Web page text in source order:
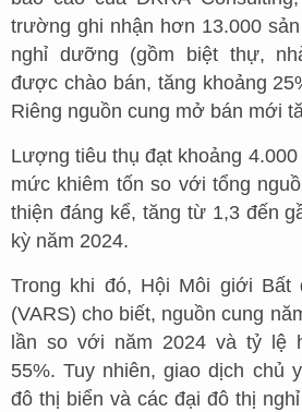
trường ghi nhận hơn 13.000
nghỉ dưỡng (gồm biệt thự,
được chào bán, tăng khoảng
Riêng nguồn cung mở bán mới
Lượng tiêu thụ đạt khoảng
mức khiêm tốn so với tổng
thiện đáng kể, tăng từ 1,3 đến
kỳ năm 2024.
Trong khi đó, Hội Môi giới Bất
(VARS) cho biết, nguồn cung
lần so với năm 2024 và tỷ lệ
55%. Tuy nhiên, giao dịch chủ
đô thị biển và các đại đô thị